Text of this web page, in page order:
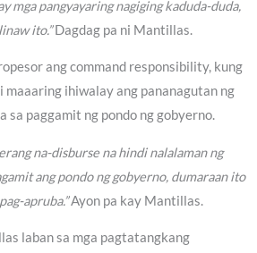
mga pangyayaring nagiging kaduda-duda,
ito.”Dagdag pa ni Mantillas.
ang command responsibility, kung
maaaring ihiwalay ang pananagutan ng
sa paggamit ng pondo ng gobyerno.
na-disburse na hindi nalalaman ng
ang pondo ng gobyerno, dumaraan ito
apruba.”Ayon pa kay Mantillas.
laban sa mga pagtatangkang